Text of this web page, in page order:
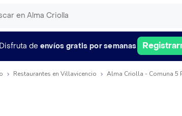
Disfruta de envíos gratis por semanas
Restaurantes en Villavicencio Alma Criolla - Comuna 5